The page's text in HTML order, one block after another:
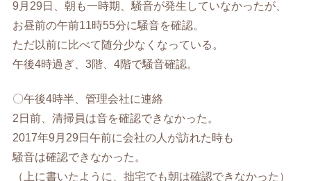
9月29日、朝も一時期、騒音が発生していなかったが、
お昼前の午前11時55分に騒音を確認。
ただ以前に比べて随分少なくなっている。
午後4時過ぎ、3階、4階で騒音確認。
〇午後4時半、管理会社に連絡
2日前、清掃員は音を確認できなかった。
2017年9月29日午前に会社の人が訪れた時も
騒音は確認できなかった。
（上に書いたように、拙宅でも朝は確認できなかった）